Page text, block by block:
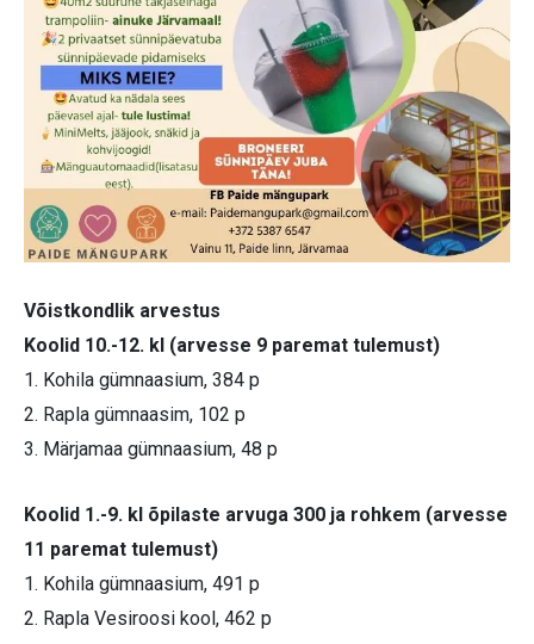
Võistkondlik arvestus
Koolid 10.-12. kl (arvesse 9 paremat tulemust)
1. Kohila gümnaasium, 384 p
2. Rapla gümnaasim, 102 p
3. Märjamaa gümnaasium, 48 p
Koolid 1.-9. kl õpilaste arvuga 300 ja rohkem (arvesse
11 paremat tulemust)
1. Kohila gümnaasium, 491 p
2. Rapla Vesiroosi kool, 462 p